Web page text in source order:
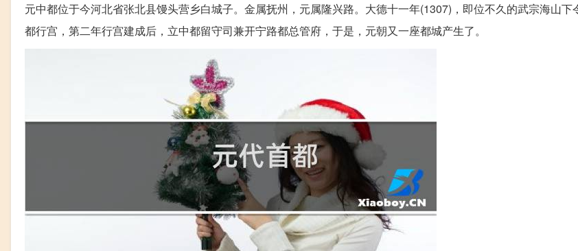
元中都位于今河北省张北县馒头营乡白城子。金属抚州，元属隆兴路。大德十一年(1307)，即位不久的武宗海山下
都行宫，第二年行宫建成后，立中都留守司兼开宁路都总管府，于是，元朝又一座都城产生了。